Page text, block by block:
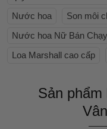
Nước hoa
Son môi
Nước hoa Nữ Bán Chạy
Loa Marshall cao cấp
Sản phẩm